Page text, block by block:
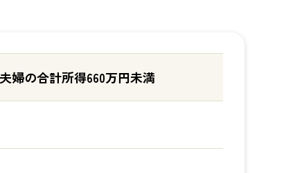
夫婦の合計所得660万円未満